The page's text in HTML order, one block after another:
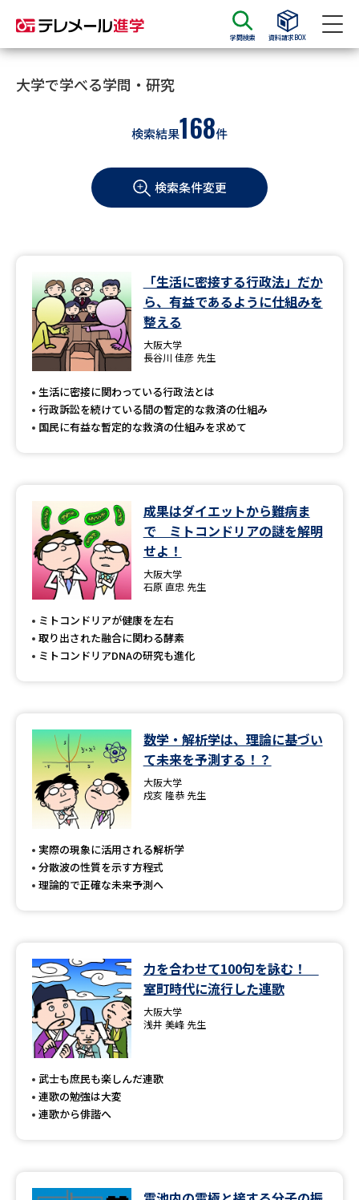
学問検索 資料請求BOX
資料請求
大学・短大の資料種類から請求
学部・学科パンフ
過去問題集
大学・短大以外の資料から請求
専門学校の資料請求 大学院の資料請求
留学・進学関連、塾・予備校
大学入学共通テスト「受験案
内」の請求
高等学校（情報）教員資格認定
大学研究
大学で学べる内容や特徴を調べる
データサイエンス特集 奨学金・特待生制度特集
デジタルパンフレット 進路の３択
新学年スタート号特集ページ
（高3生用）
SELFBRAND特集ページ
オープンキャンパス検索 実施プログラムから探す
来場型・Web型イベント特集
受験準備
大学で学べる学問・研究
検索結果168件
検索条件変更
「生活に密接する行政法」だか
ら、有益であるように仕組みを
整える
大阪大学
長谷川 佳彦 先生
生活に密接に関わっている行政法とは
行政訴訟を続けている間の暫定的な救済の仕組み
国民に有益な暫定的な救済の仕組みを求めて
成果はダイエットから難病ま
で ミトコンドリアの謎を解明
せよ！
大阪大学
石原 直忠 先生
ミトコンドリアが健康を左右
取り出された融合に関わる酵素
ミトコンドリアDNAの研究も進化
数学・解析学は、理論に基づい
て未来を予測する！？
大阪大学
戍亥 隆恭 先生
実際の現象に活用される解析学
分散波の性質を示す方程式
理論的で正確な未来予測へ
力を合わせて100句を詠む！
室町時代に流行した連歌
大阪大学
浅井 美峰 先生
武士も庶民も楽しんだ連歌
連歌の勉強は大変
連歌から俳諧へ